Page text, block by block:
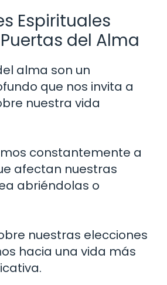
Espirituales
del Alma
alma son un
que nos invita a
nuestra vida
constantemente a
afectan nuestras
abriéndolas o
nuestras elecciones
hacia una vida más